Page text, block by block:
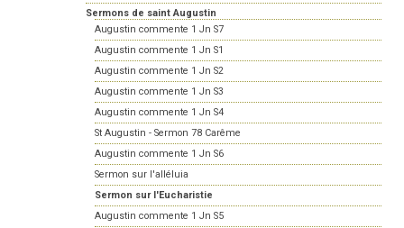
Sermons de saint Augustin
Augustin commente 1 Jn S7
Augustin commente 1 Jn S1
Augustin commente 1 Jn S2
Augustin commente 1 Jn S3
Augustin commente 1 Jn S4
St Augustin - Sermon 78 Carême
Augustin commente 1 Jn S6
Sermon sur l'alléluia
Sermon sur l'Eucharistie
Augustin commente 1 Jn S5